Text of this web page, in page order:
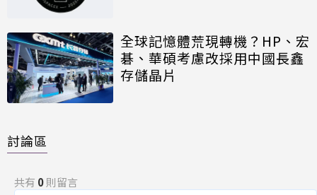
全球記憶體荒現轉機？HP、宏
碁、華碩考慮改採用中國長鑫
存儲晶片
討論區
共有 0則留言